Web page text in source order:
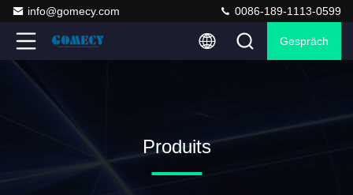
info@gomecy.com 0086-189-1113-0599
Gespräch
Produits